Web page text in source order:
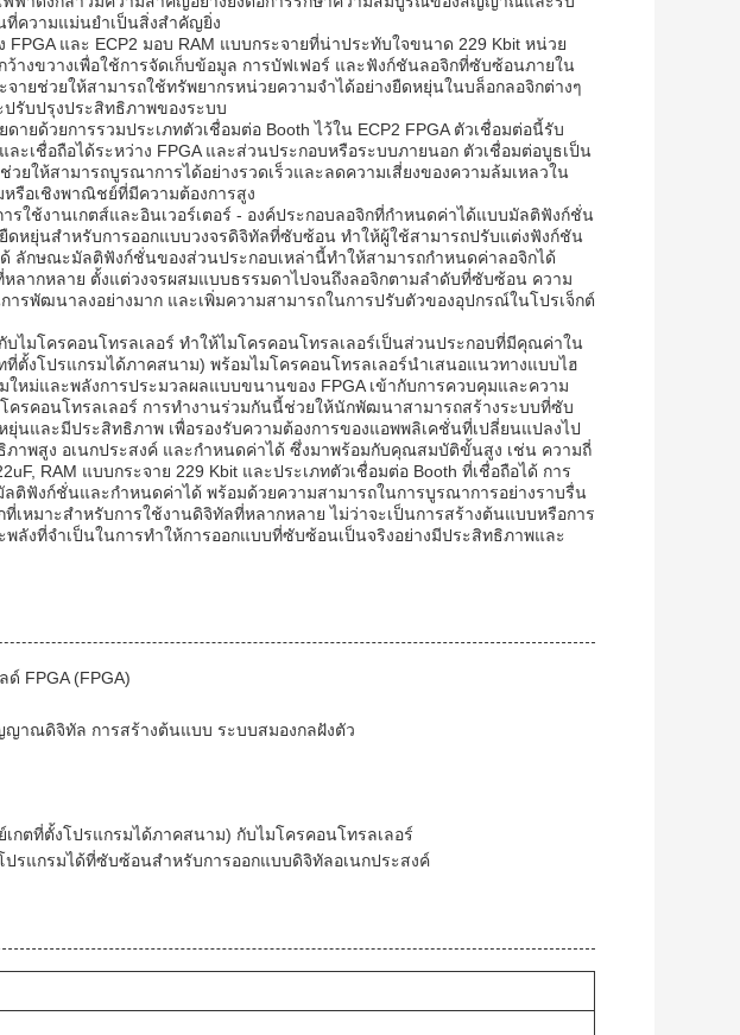
ที่ความแม่นยำเป็นสิ่งสำคัญยิ่ง
และ ECP2 มอบ RAM แบบกระจายที่น่าประทับใจขนาด 229 Kbit หน่วย
างขวางเพื่อใช้การจัดเก็บข้อมูล การบัฟเฟอร์ และฟังก์ชันลอจิกที่ซับซ้อนภายใน
จายช่วยให้สามารถใช้ทรัพยากรหน่วยความจำได้อย่างยืดหยุ่นในบล็อกลอจิกต่างๆ
รับปรุงประสิทธิภาพของระบบ
ายด้วยการรวมประเภทตัวเชื่อมต่อ Booth ไว้ใน ECP2 FPGA ตัวเชื่อมต่อนี้รับ
ะเชื่อถือได้ระหว่าง FPGA และส่วนประกอบหรือระบบภายนอก ตัวเชื่อมต่อบูธเป็น
ยให้สามารถบูรณาการได้อย่างรวดเร็วและลดความเสี่ยงของความล้มเหลวใน
รือเชิงพาณิชย์ที่มีความต้องการสูง
ารใช้งานเกตส์และอินเวอร์เตอร์ - องค์ประกอบลอจิกที่กำหนดค่าได้แบบมัลติฟังก์ชั่น
ยืดหยุ่นสำหรับการออกแบบวงจรดิจิทัลที่ซับซ้อน ทำให้ผู้ใช้สามารถปรับแต่งฟังก์ชัน
ด้ ลักษณะมัลติฟังก์ชั่นของส่วนประกอบเหล่านี้ทำให้สามารถกำหนดค่าลอจิกได้
ลากหลาย ตั้งแต่วงจรผสมแบบธรรมดาไปจนถึงลอจิกตามลำดับที่ซับซ้อน ความ
ารพัฒนาลงอย่างมาก และเพิ่มความสามารถในการปรับตัวของอุปกรณ์ในโปรเจ็กต์
บไมโครคอนโทรลเลอร์ ทำให้ไมโครคอนโทรลเลอร์เป็นส่วนประกอบที่มีคุณค่าใน
ที่ตั้งโปรแกรมได้ภาคสนาม) พร้อมไมโครคอนโทรลเลอร์นำเสนอแนวทางแบบไฮ
หม่และพลังการประมวลผลแบบขนานของ FPGA เข้ากับการควบคุมและความ
ครคอนโทรลเลอร์ การทำงานร่วมกันนี้ช่วยให้นักพัฒนาสามารถสร้างระบบที่ซับ
นและมีประสิทธิภาพ เพื่อรองรับความต้องการของแอพพลิเคชั่นที่เปลี่ยนแปลงไป
ภาพสูง อเนกประสงค์ และกำหนดค่าได้ ซึ่งมาพร้อมกับคุณสมบัติขั้นสูง เช่น ความถี่
RAM แบบกระจาย 229 Kbit และประเภทตัวเชื่อมต่อ Booth ที่เชื่อถือได้ การ
ลติฟังก์ชั่นและกำหนดค่าได้ พร้อมด้วยความสามารถในการบูรณาการอย่างราบรื่น
ที่เหมาะสำหรับการใช้งานดิจิทัลที่หลากหลาย ไม่ว่าจะเป็นการสร้างต้นแบบหรือการ
ลังที่จำเป็นในการทำให้การออกแบบที่ซับซ้อนเป็นจริงอย่างมีประสิทธิภาพและ
FPGA (FPGA)
าณดิจิทัล การสร้างต้นแบบ ระบบสมองกลฝังตัว
เกตที่ตั้งโปรแกรมได้ภาคสนาม) กับไมโครคอนโทรลเลอร์
ปรแกรมได้ที่ซับซ้อนสำหรับการออกแบบดิจิทัลอเนกประสงค์